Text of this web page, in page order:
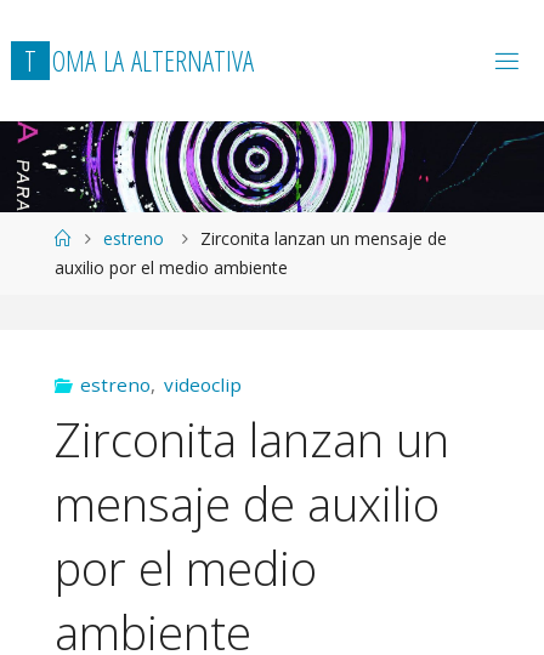
T OMA LAALTERNATIVA
Página
de
estreno
Zirconita lanzan un mensaje de
auxilio por el medio ambiente
estreno, videoclip
Zirconita lanzan un
mensaje de auxilio
por el medio
ambiente